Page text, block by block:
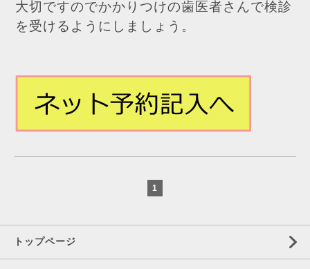
大切ですのでかかりつけの歯医者さんで検診
を受けるようにしましょう。
1
トップページ